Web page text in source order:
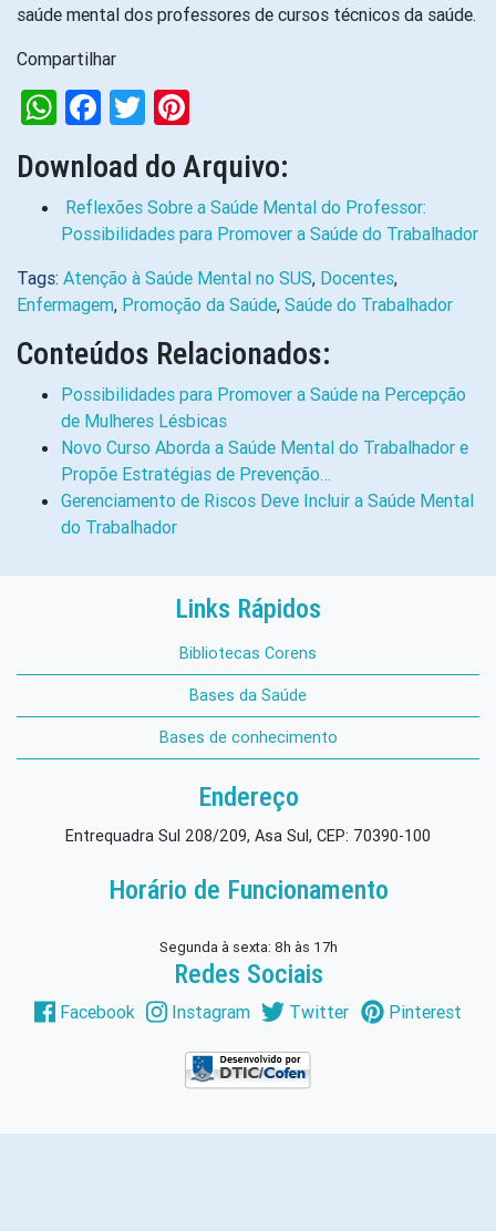
saúde mental dos professores de cursos técnicos da saúde.
Compartilhar
WhatsApp
Facebook
Twitter
Download do Arquivo:
Reflexões Sobre a Saúde Mental do Professor:
Possibilidades para Promover a Saúde do Trabalhador
Tags: Atenção à Saúde Mental no SUS, Docentes,
Enfermagem, Promoção da Saúde, Saúde do Trabalhador
Conteúdos Relacionados:
Possibilidades para Promover a Saúde na Percepção
de Mulheres Lésbicas
Novo Curso Aborda a Saúde Mental do Trabalhador e
Propõe Estratégias de Prevenção…
Gerenciamento de Riscos Deve Incluir a Saúde Mental
do Trabalhador
Links Rápidos
Bibliotecas Corens
Bases da Saúde
Bases de conhecimento
Endereço
Entrequadra Sul 208/209, Asa Sul, CEP: 70390-100
Horário de Funcionamento
Segunda à sexta: 8h às 17h
Redes Sociais
Facebook Instagram Twitter Pinterest